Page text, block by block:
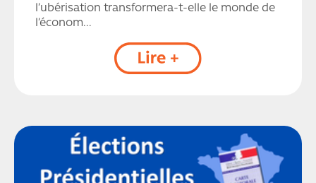
l’ubérisation transformera-t-elle le monde de
l’économ...